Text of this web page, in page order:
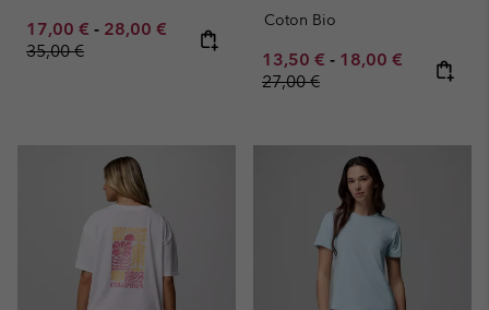
Minimum sale price:
17,00 € - Maximum sale price:
28,00 € Regular price:
35,00 €
Coton Bio
Minimum sale price:
13,50 € - Maximum sale
18,00 € Regular
27,00 €